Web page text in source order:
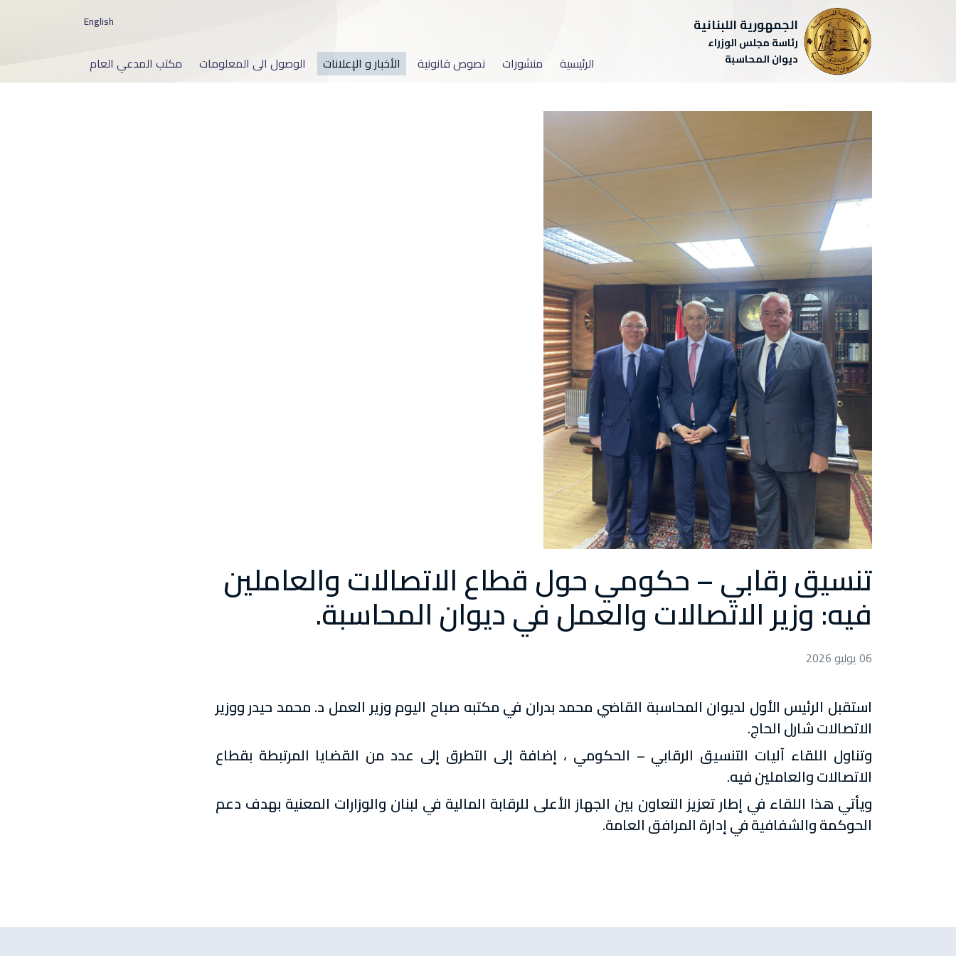
English الجمهورية اللبنانية
رئاسة مجلس الوزراء
ديوان المحاسبة
الرئيسية منشورات نصوص قانونية الأخبار و الإعلانات الوصول الى المعلومات مكتب المدعي العام
تنسيق رقابي – حكومي حول قطاع الاتصالات والعاملين
فيه: وزير الاتصالات والعمل في ديوان المحاسبة.
06 يوليو 2026
استقبل الرئيس الأول لديوان المحاسبة القاضي محمد بدران في مكتبه صباح اليوم وزير العمل د. محمد حيدر ووزير
الاتصالات شارل الحاج.
وتناول اللقاء آليات التنسيق الرقابي – الحكومي ، إضافة إلى التطرق إلى عدد من القضايا المرتبطة بقطاع
الاتصالات والعاملين فيه.
ويأتي هذا اللقاء في إطار تعزيز التعاون بين الجهاز الأعلى للرقابة المالية في لبنان والوزارات المعنية بهدف دعم
الحوكمة والشفافية في إدارة المرافق العامة.